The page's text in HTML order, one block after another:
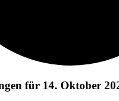
für 14. Oktober